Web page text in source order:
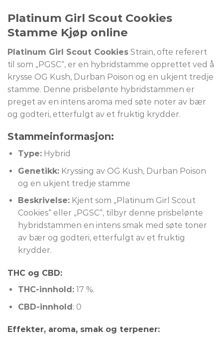
Platinum Girl Scout Cookies
Stamme Kjøp online
Platinum Girl Scout Cookies Strain, ofte referert
til som „PGSC“, er en hybridstamme opprettet ved å
krysse OG Kush, Durban Poison og en ukjent tredje
stamme. Denne prisbelønte hybridstammen er
preget av en intens aroma med søte noter av bær
og godteri, etterfulgt av et fruktig krydder.
Stammeinformasjon:
Type:Hybrid
Genetikk:Kryssing av OG Kush, Durban Poison
og en ukjent tredje stamme
Beskrivelse:Kjent som „Platinum Girl Scout
Cookies“ eller „PGSC“, tilbyr denne prisbelønte
hybridstammen en intens smak med søte toner
av bær og godteri, etterfulgt av et fruktig
krydder.
THC og CBD:
THC-innhold:17 %.
CBD-innhold: 0
Effekter, aroma, smak og terpener: